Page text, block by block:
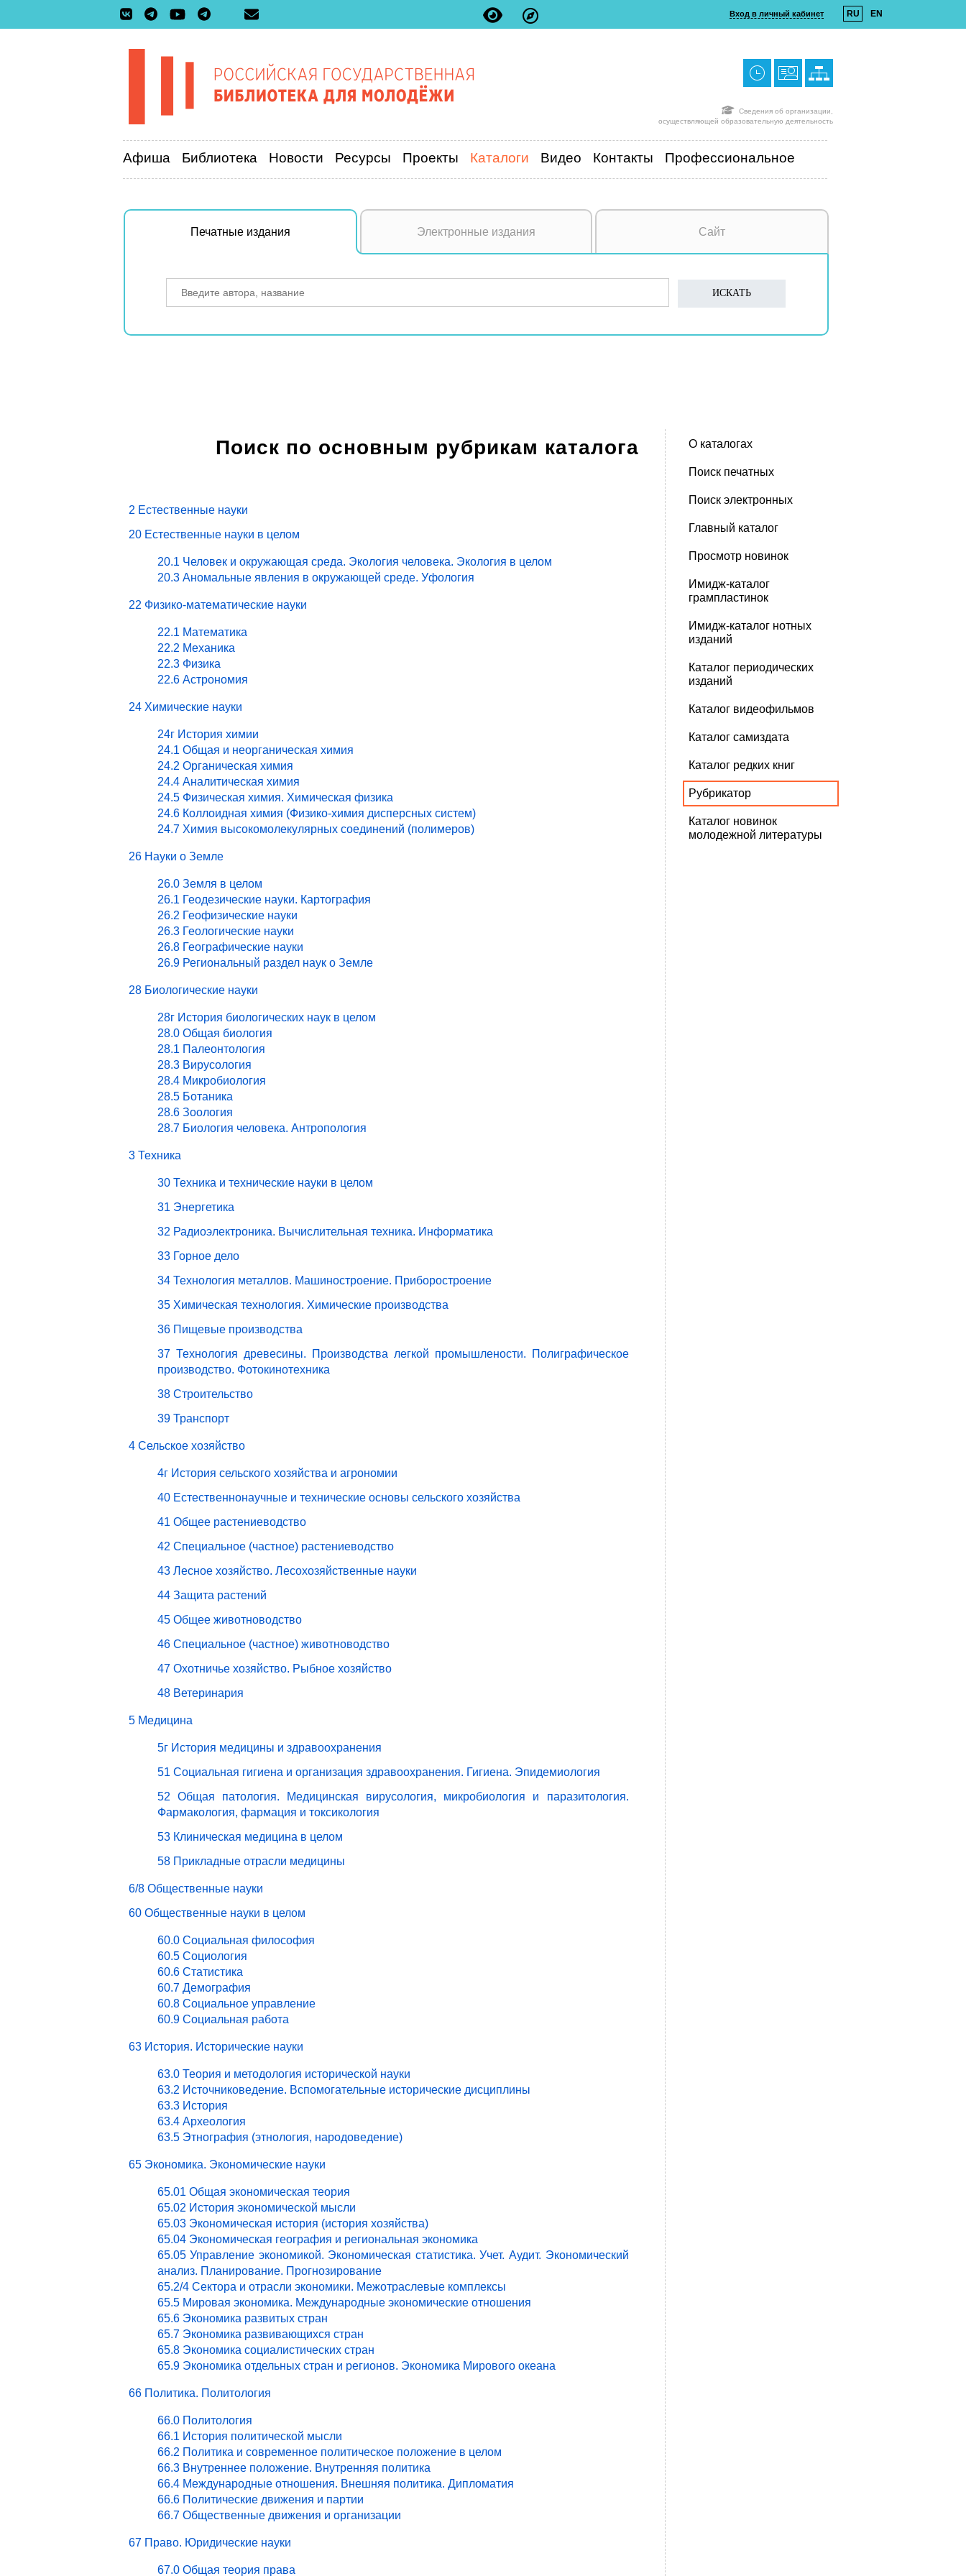
Вход в личный кабинет RU EN
Сведения об организации,
осуществляющей образовательную деятельность
Афиша Библиотека Новости Ресурсы Проекты Каталоги Видео Контакты Профессиональное
Печатные издания Электронные издания Сайт
Поиск по основным рубрикам каталога
2 Естественные науки
20 Естественные науки в целом
20.1 Человек и окружающая среда. Экология человека. Экология в целом
20.3 Аномальные явления в окружающей среде. Уфология
22 Физико-математические науки
22.1 Математика
22.2 Механика
22.3 Физика
22.6 Астрономия
24 Химические науки
24г История химии
24.1 Общая и неорганическая химия
24.2 Органическая химия
24.4 Аналитическая химия
24.5 Физическая химия. Химическая физика
24.6 Коллоидная химия (Физико-химия дисперсных систем)
24.7 Химия высокомолекулярных соединений (полимеров)
26 Науки о Земле
26.0 Земля в целом
26.1 Геодезические науки. Картография
26.2 Геофизические науки
26.3 Геологические науки
26.8 Географические науки
26.9 Региональный раздел наук о Земле
28 Биологические науки
28г История биологических наук в целом
28.0 Общая биология
28.1 Палеонтология
28.3 Вирусология
28.4 Микробиология
28.5 Ботаника
28.6 Зоология
28.7 Биология человека. Антропология
3 Техника
30 Техника и технические науки в целом
31 Энергетика
32 Радиоэлектроника. Вычислительная техника. Информатика
33 Горное дело
34 Технология металлов. Машиностроение. Приборостроение
35 Химическая технология. Химические производства
36 Пищевые производства
37 Технология древесины. Производства легкой промышлености. Полиграфическое
производство. Фотокинотехника
38 Строительство
39 Транспорт
4 Сельское хозяйство
4г История сельского хозяйства и агрономии
40 Естественнонаучные и технические основы сельского хозяйства
41 Общее растениеводство
42 Специальное (частное) растениеводство
43 Лесное хозяйство. Лесохозяйственные науки
44 Защита растений
45 Общее животноводство
46 Специальное (частное) животноводство
47 Охотничье хозяйство. Рыбное хозяйство
48 Ветеринария
5 Медицина
5г История медицины и здравоохранения
51 Социальная гигиена и организация здравоохранения. Гигиена. Эпидемиология
52 Общая патология. Медицинская вирусология, микробиология и паразитология.
Фармакология, фармация и токсикология
53 Клиническая медицина в целом
58 Прикладные отрасли медицины
6/8 Общественные науки
60 Общественные науки в целом
60.0 Социальная философия
60.5 Социология
60.6 Статистика
60.7 Демография
60.8 Социальное управление
60.9 Социальная работа
63 История. Исторические науки
63.0 Теория и методология исторической науки
63.2 Источниковедение. Вспомогательные исторические дисциплины
63.3 История
63.4 Археология
63.5 Этнография (этнология, народоведение)
65 Экономика. Экономические науки
65.01 Общая экономическая теория
65.02 История экономической мысли
65.03 Экономическая история (история хозяйства)
65.04 Экономическая география и региональная экономика
65.05 Управление экономикой. Экономическая статистика. Учет. Аудит. Экономический
анализ. Планирование. Прогнозирование
65.2/4 Сектора и отрасли экономики. Межотраслевые комплексы
65.5 Мировая экономика. Международные экономические отношения
65.6 Экономика развитых стран
65.7 Экономика развивающихся стран
65.8 Экономика социалистических стран
65.9 Экономика отдельных стран и регионов. Экономика Мирового океана
66 Политика. Политология
66.0 Политология
66.1 История политической мысли
66.2 Политика и современное политическое положение в целом
66.3 Внутреннее положение. Внутренняя политика
66.4 Международные отношения. Внешняя политика. Дипломатия
66.6 Политические движения и партии
66.7 Общественные движения и организации
67 Право. Юридические науки
67.0 Общая теория права
О каталогах
Поиск печатных
Поиск электронных
Главный каталог
Просмотр новинок
Имидж-каталог
грампластинок
Имидж-каталог нотных
изданий
Каталог периодических
изданий
Каталог видеофильмов
Каталог самиздата
Каталог редких книг
Рубрикатор
Каталог новинок
молодежной литературы